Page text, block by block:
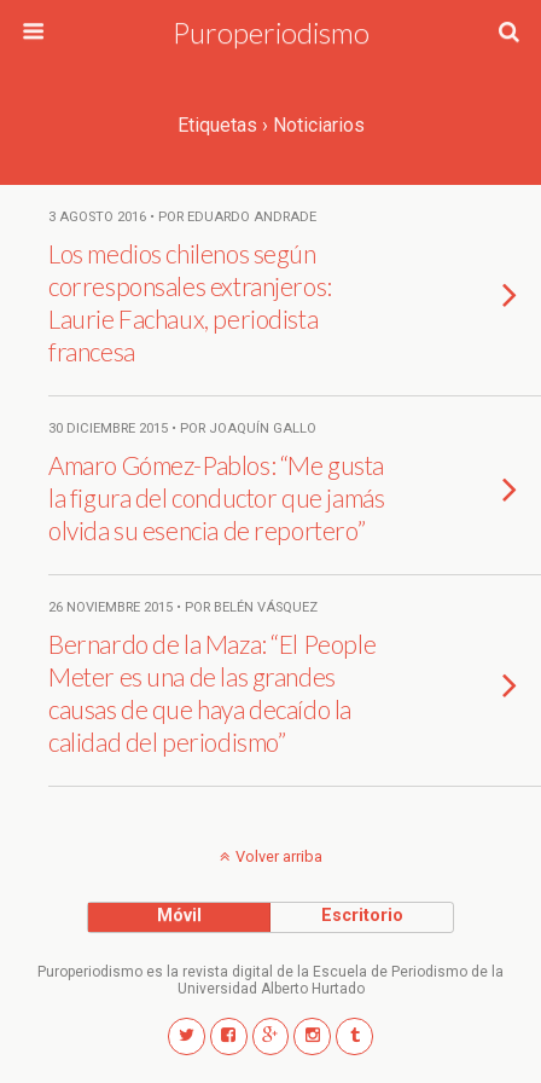
Puroperiodismo
Etiquetas › Noticiarios
3 AGOSTO 2016 • POR EDUARDO ANDRADE
Los medios chilenos según
corresponsales extranjeros:
Laurie Fachaux, periodista
francesa
30 DICIEMBRE 2015 • POR JOAQUÍN GALLO
Amaro Gómez-Pablos: “Me gusta
la figura del conductor que jamás
olvida su esencia de reportero”
26 NOVIEMBRE 2015 • POR BELÉN VÁSQUEZ
Bernardo de la Maza: “El People
Meter es una de las grandes
causas de que haya decaído la
calidad del periodismo”
Volver arriba
Móvil Escritorio
Puroperiodismo es la revista digital de la Escuela de Periodismo de la
Universidad Alberto Hurtado